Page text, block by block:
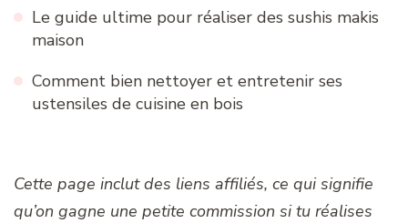
Le guide ultime pour réaliser des sushis makis
maison
Comment bien nettoyer et entretenir ses
ustensiles de cuisine en bois
Cette page inclut des liens affiliés, ce qui signifie
qu’on gagne une petite commission si tu réalises